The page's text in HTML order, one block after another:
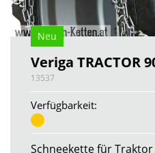
Neu
Veriga TRACTOR
13537
Verfügbarkeit:
Schneekette für Traktor